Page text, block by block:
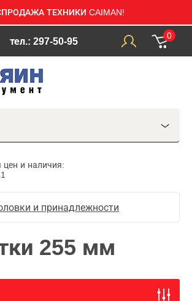
ТЕХНИКИ CAIMAN!
тел.: 297-50-95
0
цен и наличия:
и принадлежности
255 мм